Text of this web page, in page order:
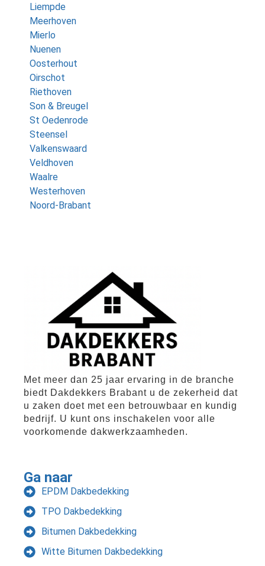
Liempde
Meerhoven
Mierlo
Nuenen
Oosterhout
Oirschot
Riethoven
Son & Breugel
St Oedenrode
Steensel
Valkenswaard
Veldhoven
Waalre
Westerhoven
Noord-Brabant
Met meer dan 25 jaar ervaring in de branche
biedt Dakdekkers Brabant u de zekerheid dat
u zaken doet met een betrouwbaar en kundig
bedrijf. U kunt ons inschakelen voor alle
voorkomende dakwerkzaamheden.
Ga naar
EPDM Dakbedekking
TPO Dakbedekking
Bitumen Dakbedekking
Witte Bitumen Dakbedekking